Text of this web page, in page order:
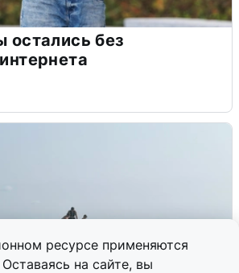
ресурсе применяются
на сайте, вы
остались без